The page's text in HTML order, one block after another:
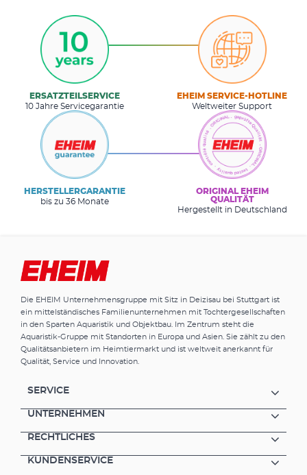
ERSATZTEILSERVICE
10 Jahre Servicegarantie
EHEIM SERVICE-HOTLINE
Weltweiter Support
HERSTELLERGARANTIE
bis zu 36 Monate
ORIGINAL EHEIM
QUALITÄT
Hergestellt in Deutschland
Die EHEIM Unternehmensgruppe mit Sitz in Deizisau bei Stuttgart ist
ein mittelständisches Familienunternehmen mit Tochtergesellschaften
in den Sparten Aquaristik und Objektbau. Im Zentrum steht die
Aquaristik-Gruppe mit Standorten in Europa und Asien. Sie zählt zu den
Qualitätsanbietern im Heimtiermarkt und ist weltweit anerkannt für
Qualität, Service und Innovation.
SERVICE
UNTERNEHMEN
RECHTLICHES
KUNDENSERVICE